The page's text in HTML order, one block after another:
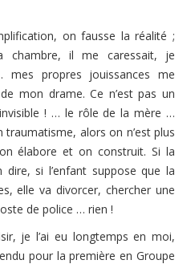
on fausse la réalité ;
chambre, il me caressait, je
mes propres jouissances me
mon drame. Ce n’est pas un
! … le rôle de la mère …
alors on n’est plus
élabore et on construit. Si la
si l’enfant suppose que la
elle va divorcer, chercher une
de police … rien !
je l’ai eu longtemps en moi,
pour la première en Groupe